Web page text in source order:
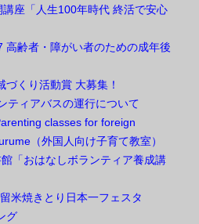
座「人生100年時代 終活で安心
高齢者・障がい者のための成年後
くり活動賞 大募集！
ティアバスの運行について
classes for foreign
（外国人向け子育て教室）
「おはなしボランティア養成講
米焼きとり日本一フェスタ
グ